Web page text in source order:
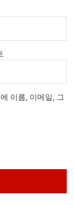
이름, 이메일, 그